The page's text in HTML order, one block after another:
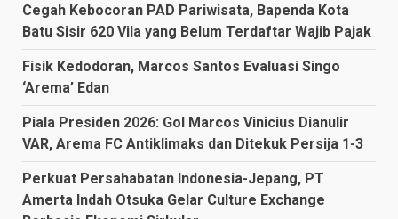
Cegah Kebocoran PAD Pariwisata, Bapenda Kota
Batu Sisir 620 Vila yang Belum Terdaftar Wajib Pajak
Fisik Kedodoran, Marcos Santos Evaluasi Singo
‘Arema’ Edan
Piala Presiden 2026: Gol Marcos Vinicius Dianulir
VAR, Arema FC Antiklimaks dan Ditekuk Persija 1-3
Perkuat Persahabatan Indonesia-Jepang, PT
Amerta Indah Otsuka Gelar Culture Exchange